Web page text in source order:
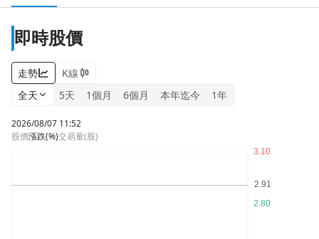
即時股價
走勢
K線
全天
5天 1個月 6個月 本年迄今 1年
2026/08/07 11:52
股價漲跌(%)交易量(股)